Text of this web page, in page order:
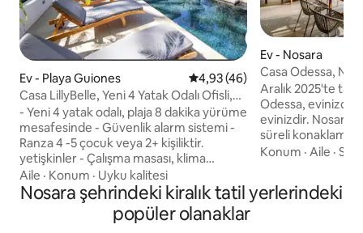
Ev - Playa Guiones 5 üzerinden ortalama 4,93
4,93 (46)
Casa LillyBelle, Yeni 4 Yatak Odalı Ofisli,
Plaja Yürüme Mesafesinde
- Yeni 4 yatak odalı, plaja 8 dakika yürüme
mesafesinde - Güvenlik alarm sistemi -
Ranza 4 -5 çocuk veya 2+ kişiliktir.
yetişkinler - Çalışma masası, klima
manzarası ve özel girişi olan özel ofis. -
Ebeveyn banyolu 3 yatak odası (1 çift
kişilik yatak, 2 çift kişilik yatak) - Çamaşır
ve kurutma makinesi - Havuz. - 3 kasa. -
Aile · Konum · Uyku kalitesi
Ev - Nosara
Casa Odessa,
konaklama
Aralık 2025'te
Odessa,
evinizdir.
süreli
getirmek için her
Konum ·Aile ·
Nosara şehrindeki kiralık tatil yerlerindeki
popüler olanaklar